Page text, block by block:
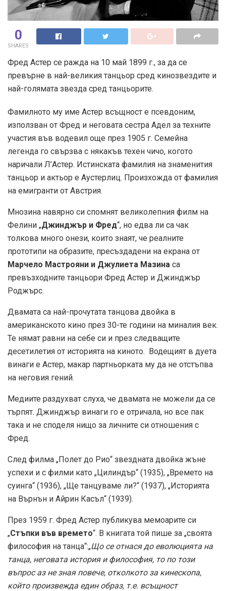
0
SHARES
Фред Астер се ражда на 10 май 1899 г., за да се
превърне в най-великия танцьор сред кинозвездите и
най-голямата звезда сред танцьорите.
Фамилното му име Астер всъщност е псевдоним,
използван от Фред и неговата сестра Адел за техните
участия във водевил още през 1905 г. Семейна
легенда го свързва с някакъв техен чичо, когото
наричали Л’Астер. Истинската фамилия на знаменития
танцьор и актьор е Аустерлиц. Произхожда от фамилия
на емигранти от Австрия.
Мнозина навярно си спомнят великолепния филм на
Фелини „Джинджър и Фред“, но едва ли са чак
толкова много онези, които знаят, че реалните
прототипи на образите, пресъздадени на екрана от
Марчело Мастрояни и Джулиета Мазина са
превъзходните танцьори Фред Астер и Джинджър
Роджърс.
Двамата са най-прочутата танцова двойка в
американското кино през 30-те години на миналия век.
Те нямат равни на себе си и през следващите
десетилетия от историята на киното. Водещият в дуета
винаги е Астер, макар партньорката му да не отстъпва
на неговия гений.
Медиите раздухват слуха, че двамата не можели да се
търпят. Джинджър винаги го е отричала, но все пак
така и не споделя нищо за личните си отношения с
Фред.
След филма „Полет до Рио“ звездната двойка жъне
успехи и с филми като „Цилиндър“ (1935), „Времето на
суинга“ (1936), „Ще танцуваме ли?“ (1937), „Историята
на Върнън и Айрин Касъл“ (1939).
През 1959 г. Фред Астер публикува мемоарите си
„Стъпки във времето“. В книгата той пише за „своята
философия на танца“:„Що се отнася до еволюцията на
танца, неговата история и философия, то по този
въпрос аз не зная повече, отколкото за кинескопа,
който произвежда един образ, т.е. всъщност